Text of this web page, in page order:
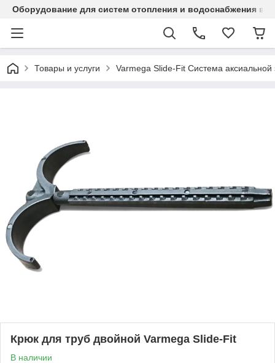
Оборудование для систем отопления и водоснабжения в
Товары и услуги Varmega Slide-Fit Система аксиальной
Крюк для труб двойной Varmega Slide-Fit
В наличии